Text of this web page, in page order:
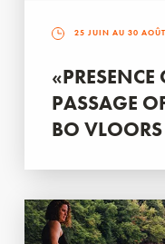
25 JUIN AU 30 AOÛT
PASSAGE
BO VLOORS